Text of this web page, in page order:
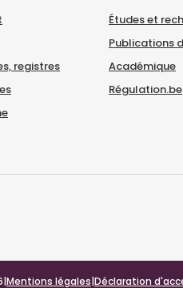
registres
Études et
Publications
Académique
Régulation.be
|Mentions légales|Déclaration